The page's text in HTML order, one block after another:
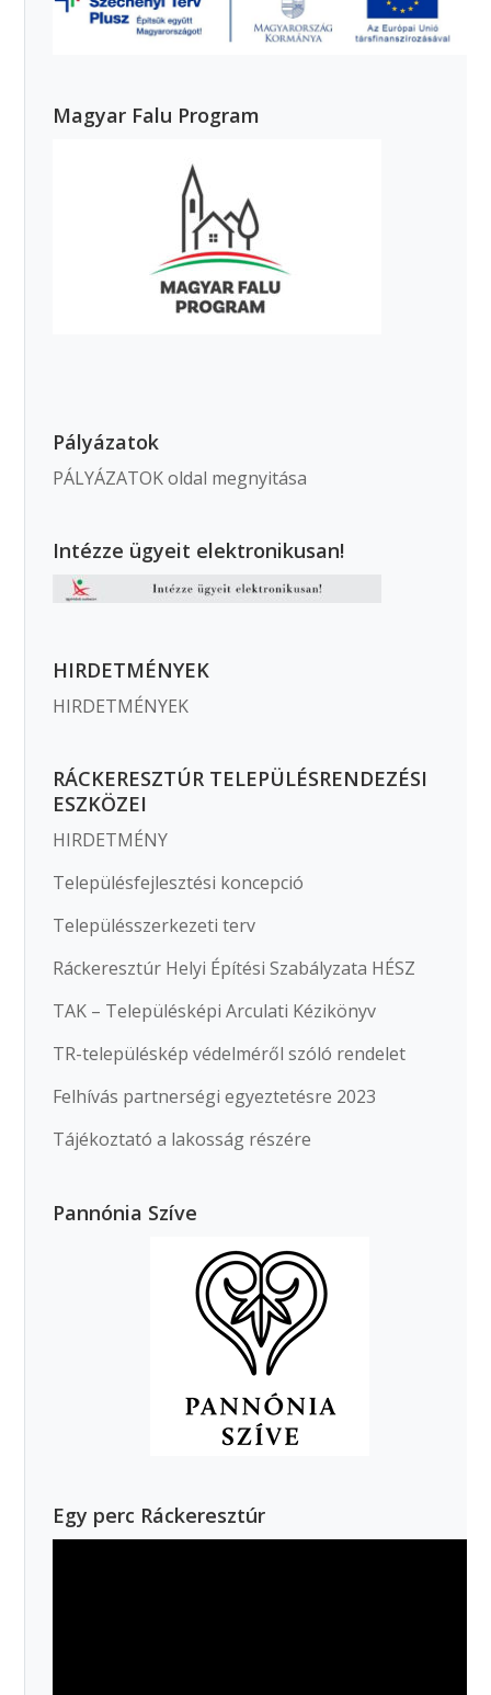
Magyar Falu Program
Pályázatok
PÁLYÁZATOK oldal megnyitása
Intézze ügyeit elektronikusan!
HIRDETMÉNYEK
HIRDETMÉNYEK
RÁCKERESZTÚR TELEPÜLÉSRENDEZÉSI
ESZKÖZEI
HIRDETMÉNY
Településfejlesztési koncepció
Településszerkezeti terv
Ráckeresztúr Helyi Építési Szabályzata HÉSZ
TAK – Településképi Arculati Kézikönyv
TR-településkép védelméről szóló rendelet
Felhívás partnerségi egyeztetésre 2023
Tájékoztató a lakosság részére
Pannónia Szíve
Egy perc Ráckeresztúr